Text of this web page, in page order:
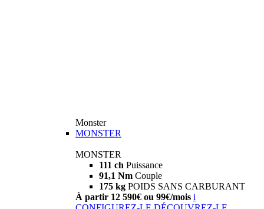
Monster
MONSTER
MONSTER
111 ch Puissance
91,1 Nm Couple
175 kg POIDS SANS CARBURANT
À partir 12 590€ ou 99€/mois i